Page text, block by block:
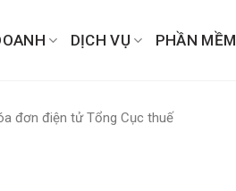
DỊCH VỤ PHẦN MỀM
đơn điện tử Tổng Cục thuế